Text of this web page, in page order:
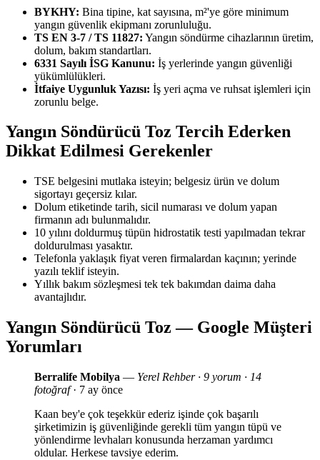
BYKHY: Bina tipine, kat sayısına, m²'ye göre minimum
yangın güvenlik ekipmanı zorunluluğu.
TS EN 3-7 / TS 11827: Yangın söndürme cihazlarının üretim,
dolum, bakım standartları.
6331 Sayılı İSG Kanunu: İş yerlerinde yangın güvenliği
yükümlülükleri.
İtfaiye Uygunluk Yazısı: İş yeri açma ve ruhsat işlemleri için
zorunlu belge.
Yangın Söndürücü Toz Tercih Ederken
Dikkat Edilmesi Gerekenler
TSE belgesini mutlaka isteyin; belgesiz ürün ve dolum
sigortayı geçersiz kılar.
Dolum etiketinde tarih, sicil numarası ve dolum yapan
firmanın adı bulunmalıdır.
10 yılını doldurmuş tüpün hidrostatik testi yapılmadan tekrar
doldurulması yasaktır.
Telefonla yaklaşık fiyat veren firmalardan kaçının; yerinde
yazılı teklif isteyin.
Yıllık bakım sözleşmesi tek tek bakımdan daima daha
avantajlıdır.
Yangın Söndürücü Toz — Google Müşteri
Yorumları
Berralife Mobilya — Yerel Rehber · 9 yorum · 14
fotoğraf· 7 ay önce
Kaan bey'e çok teşekkür ederiz işinde çok başarılı
şirketimizin iş güvenliğinde gerekli tüm yangın tüpü ve
yönlendirme levhaları konusunda herzaman yardımcı
oldular. Herkese tavsiye ederim.